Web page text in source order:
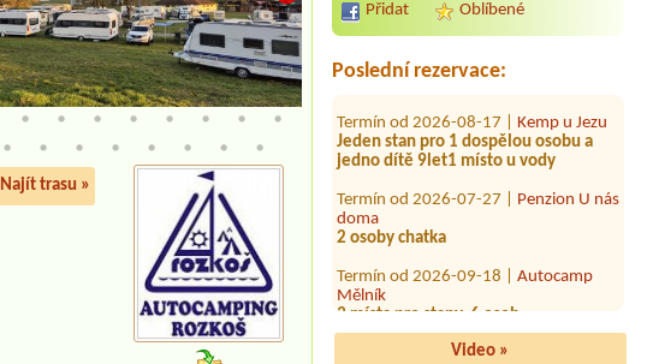
Přidat Oblíbené
Poslední rezervace:
Termín od 2026-07-27 |
jedno dítě 9let1 místo u vody
Termín od 2026-07-27 | Penzion U nás
2 osoby chatka
Termín od 2026-09-18 |
3 místa pro stany, 6 osob
Koruna
Video »
nová kola k půjčení
Najít trasu »